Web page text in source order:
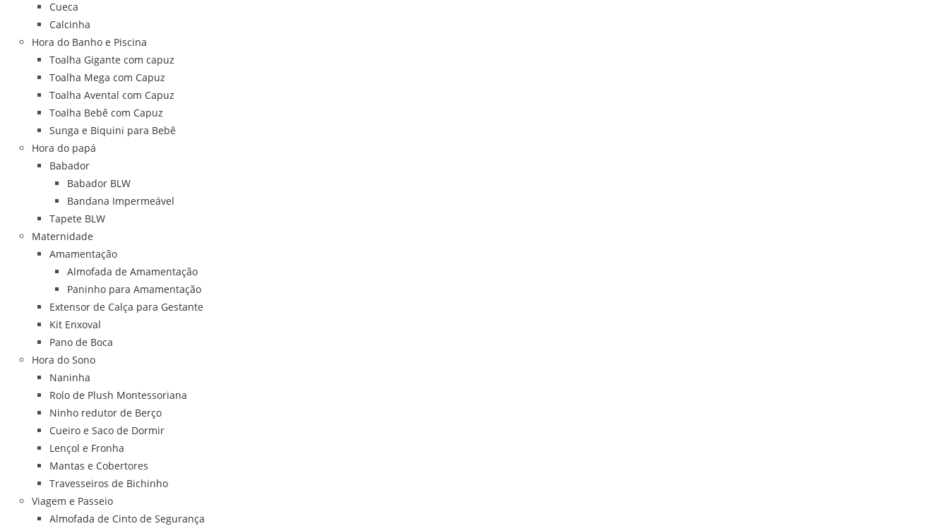
Cueca
Calcinha
Hora do Banho e Piscina
Toalha Gigante com capuz
Toalha Mega com Capuz
Toalha Avental com Capuz
Toalha Bebê com Capuz
Sunga e Biquini para Bebê
Hora do papá
Babador
Babador BLW
Bandana Impermeável
Tapete BLW
Maternidade
Amamentação
Almofada de Amamentação
Paninho para Amamentação
Extensor de Calça para Gestante
Kit Enxoval
Pano de Boca
Hora do Sono
Naninha
Rolo de Plush Montessoriana
Ninho redutor de Berço
Cueiro e Saco de Dormir
Lençol e Fronha
Mantas e Cobertores
Travesseiros de Bichinho
Viagem e Passeio
Almofada de Cinto de Segurança